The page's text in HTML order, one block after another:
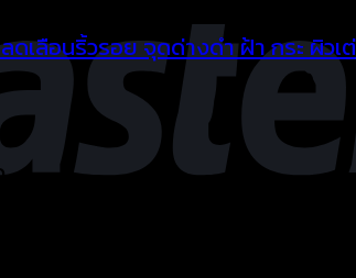
ดเลือนริ้วรอย จุดด่างดำ ฝ้า กระ ผิวเ